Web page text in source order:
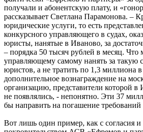
получали и абонентскую плату, и
рассказывает Светлана Парамонова. –
юридические услуги, то есть
конкурсного управляющего в судах,
юристы, нанятые в Иваново, за
– порядка 50 тысяч рублей в месяц.
управляющему самому нанять за такую
юристов, а не тратить по 1,3 миллиона
дополнительное вознаграждение на
организацию, представители которой в
не появлялись, - непонятно. Эти 37
бы направить на погашение требований
Вот лишь один пример, как с согласия и